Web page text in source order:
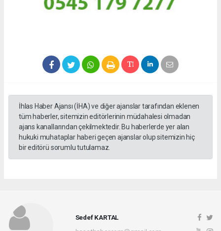
İhlas Haber Ajansı (İHA) ve diğer ajanslar tarafından eklenen
tüm haberler, sitemizin editörlerinin müdahalesi olmadan
ajans kanallarından çekilmektedir. Bu haberlerde yer alan
hukuki muhataplar haberi geçen ajanslar olup sitemizin hiç
bir editörü sorumlu tutulamaz.
Sedef KARTAL